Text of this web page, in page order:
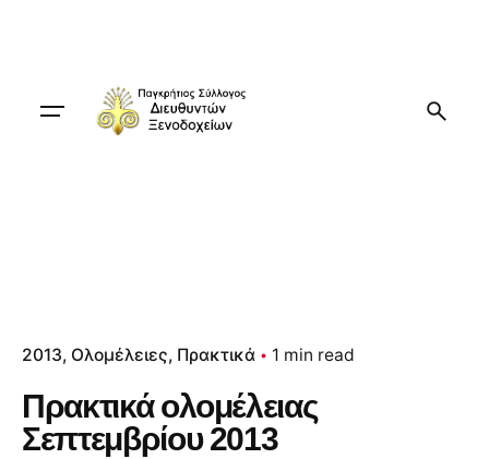
2013 Ολομέλειες Πρακτικά 1 min read
Πρακτικά ολομέλειας
Σεπτεμβρίου 2013